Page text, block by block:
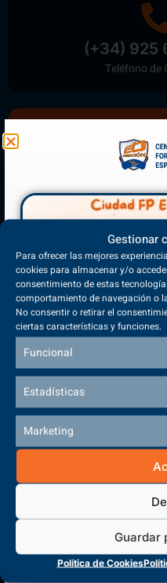
Gestionar
Para ofrecer las mejores
cookies para almacenar y/o
consentimiento de estas
comportamiento de navegación o
No consentir o retirar el
ciertas características y funciones.
Funcional
Estadísticas
Marketing
Guardar
Política de Cookies
(+34) 925
Teléfono de
¡Reserva tu
Sede
Polígono Sector VI,
CENTRO